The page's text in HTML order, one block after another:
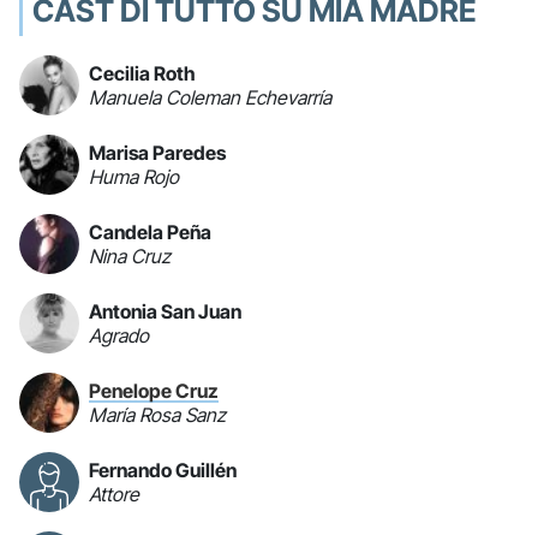
CAST DI TUTTO SU MIA MADRE
Cecilia Roth
Manuela Coleman Echevarría
Marisa Paredes
Huma Rojo
Candela Peña
Nina Cruz
Antonia San Juan
Agrado
Penelope Cruz
María Rosa Sanz
Fernando Guillén
Attore